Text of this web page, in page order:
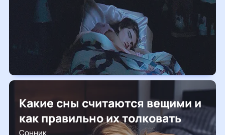
Какие сны считаются вещими и
как правильно их толковать
Сонник